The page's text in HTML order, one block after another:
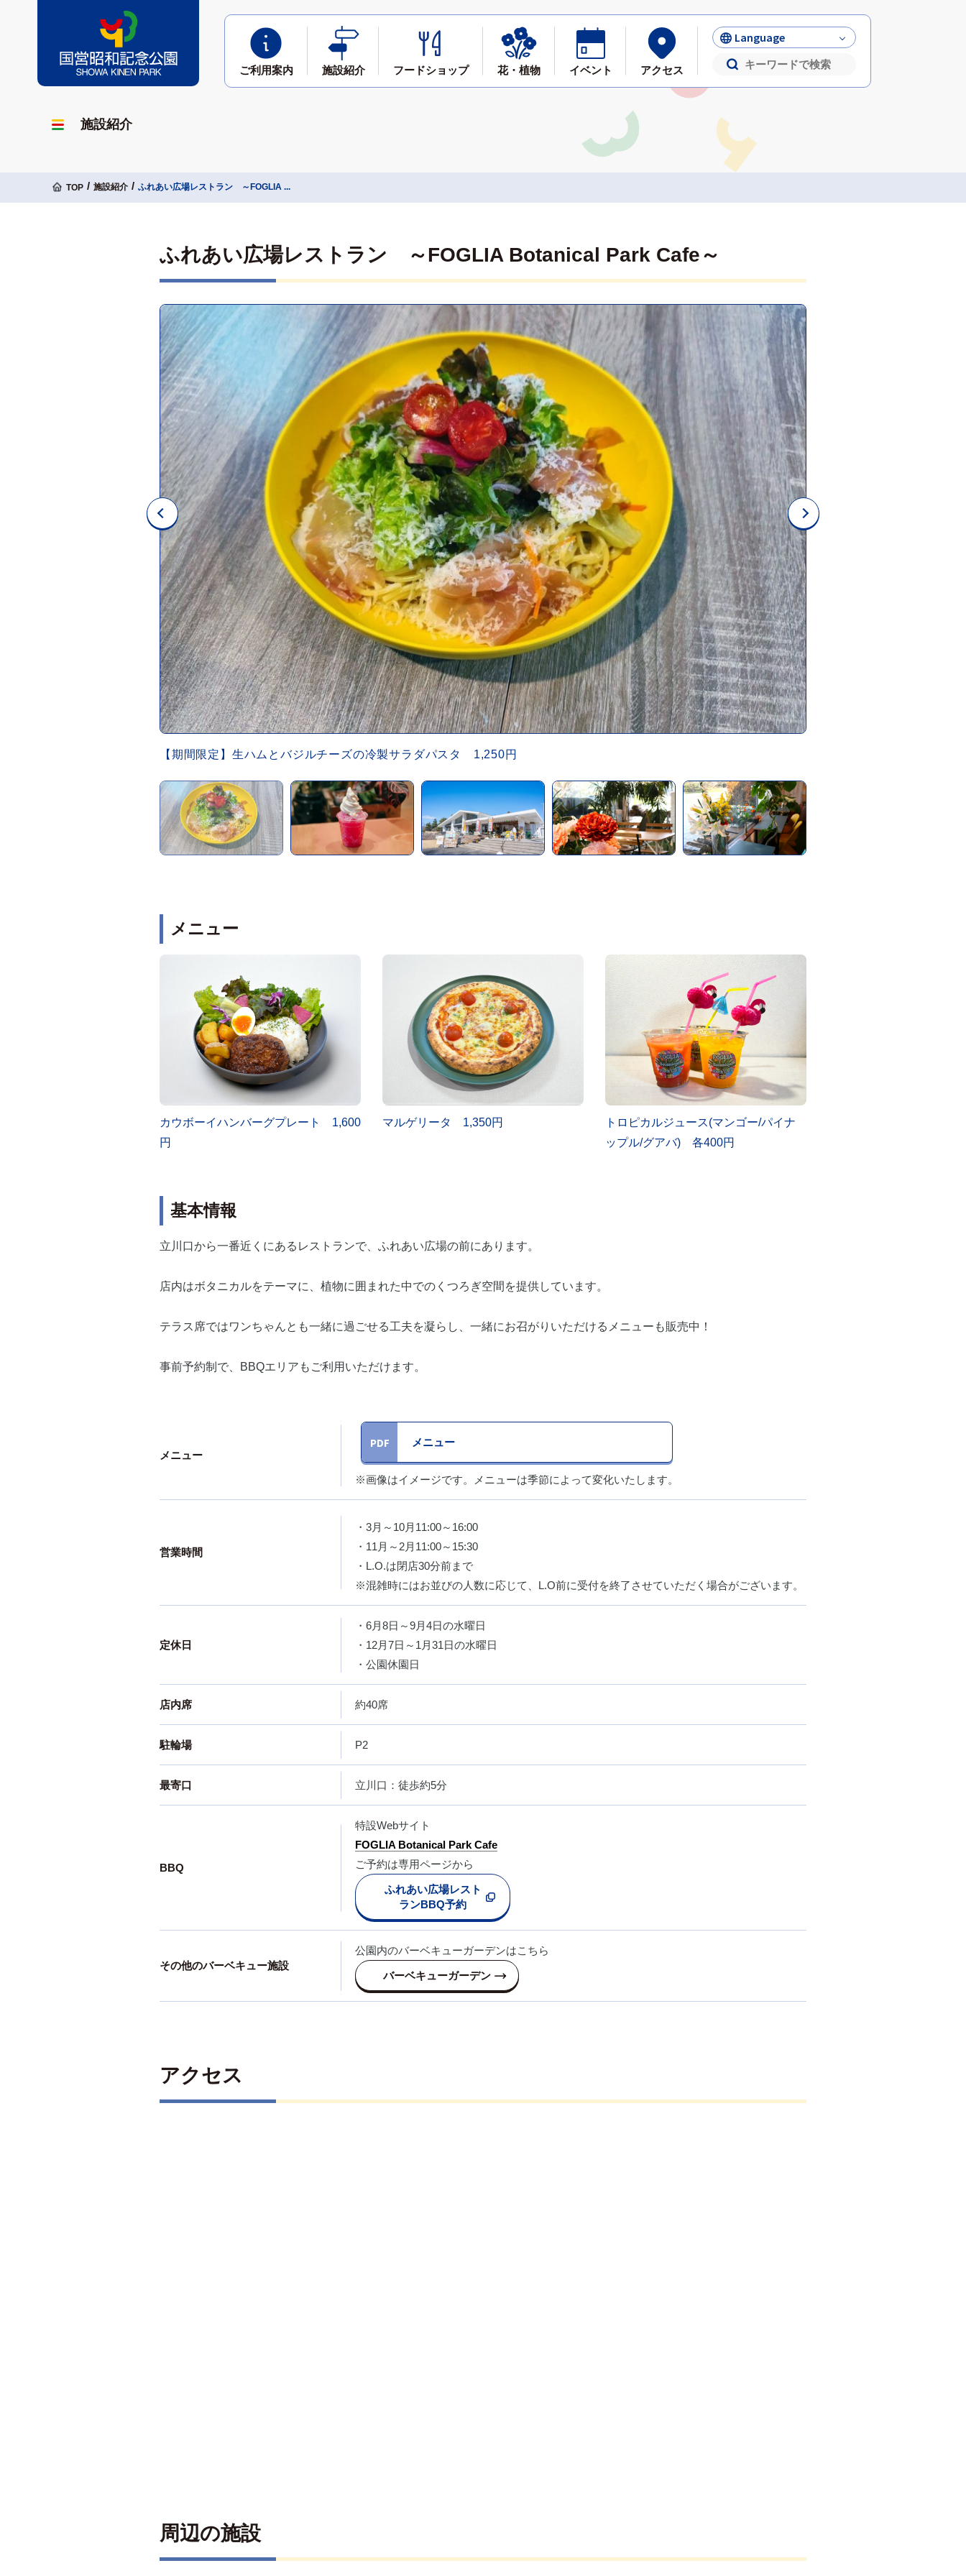
ご利用案内 施設紹介 フードショップ 花・植物 イベント アクセス
Language
施設紹介
TOP 施設紹介 ふれあい広場レストラン ～FOGLIA ...
ふれあい広場レストラン ～FOGLIA Botanical Park Cafe～
【期間限定】生ハムとバジルチーズの冷製サラダパスタ 1,250円
メニュー
カウボーイハンバーグプレート 1,600
円
マルゲリータ 1,350円
トロピカルジュース(マンゴー/パイナ
ップル/グアバ) 各400円
基本情報
立川口から一番近くにあるレストランで、ふれあい広場の前にあります。
店内はボタニカルをテーマに、植物に囲まれた中でのくつろぎ空間を提供しています。
テラス席ではワンちゃんとも一緒に過ごせる工夫を凝らし、一緒にお召がりいただけるメニューも販売中！
事前予約制で、BBQエリアもご利用いただけます。
メニュー
メニュー
※画像はイメージです。メニューは季節によって変化いたします。
営業時間
・3月～10月11:00～16:00
・11月～2月11:00～15:30
・L.O.は閉店30分前まで
※混雑時にはお並びの人数に応じて、L.O前に受付を終了させていただく場合がございます。
定休日
・6月8日～9月4日の水曜日
・12月7日～1月31日の水曜日
・公園休園日
店内席 約40席
駐輪場 P2
最寄口 立川口：徒歩約5分
BBQ
特設Webサイト
FOGLIA Botanical Park Cafe
ご予約は専用ページから
ふれあい広場レスト
ランBBQ予約
その他のバーベキュー施設
公園内のバーベキューガーデンはこちら
バーベキューガーデン
アクセス
周辺の施設